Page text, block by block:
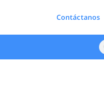
Contáctanos